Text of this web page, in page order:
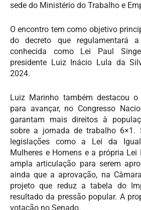
sede do Ministério do Trabalho e
O encontro tem como objetivo
do decreto que regulamentará
conhecida como Lei Paul
presidente Luiz Inácio Lula da
2024.
Luiz Marinho também destacou
para avançar, no Congresso
garantam mais direitos à
sobre a jornada de trabalho 6×1.
legislações como a Lei da
Mulheres e Homens e a própria Lei
ampla articulação para serem
ainda que a aprovação, na
projeto que reduz a tabela do
resultado da pressão popular. A
votação no Senado.